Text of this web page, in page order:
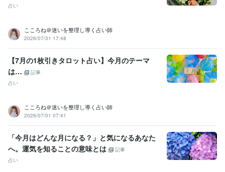
占い
こころね＠迷いを整理し導く占い師
2026/07/31 17:48
【7月の1枚引きタロット占い】今月のテーマ
は…
記事
占い
こころね＠迷いを整理し導く占い師
2026/07/01 07:41
「今月はどんな月になる？」と気になるあなた
へ。運気を知ることの意味とは
記事
占い